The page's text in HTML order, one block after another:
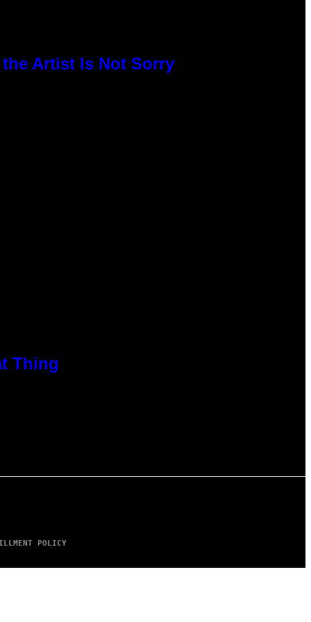
Artist Is Not Sorry
Thing
POLICY